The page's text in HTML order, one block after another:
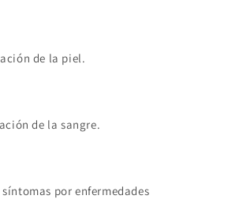
de la piel.
de la sangre.
por enfermedades